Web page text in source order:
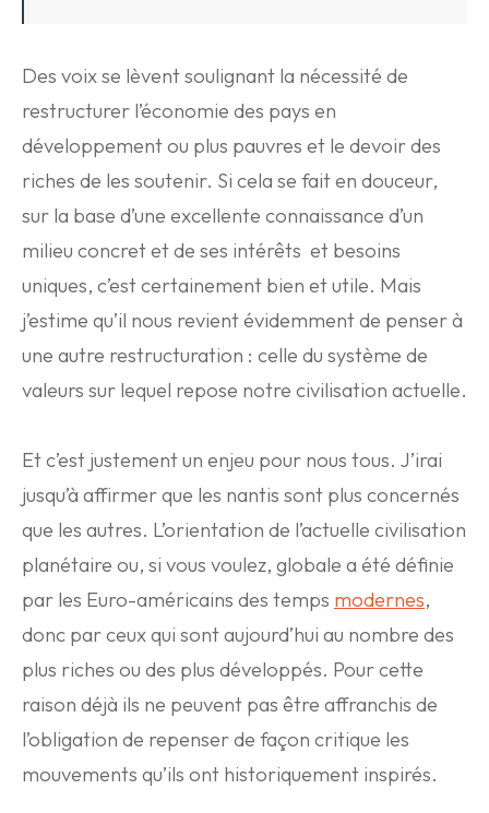
Des voix se lèvent soulignant la nécessité de
restructurer l’économie des pays en
développement ou plus pauvres et le devoir des
riches de les soutenir. Si cela se fait en douceur,
sur la base d’une excellente connaissance d’un
milieu concret et de ses intérêts et besoins
uniques, c’est certainement bien et utile. Mais
j’estime qu’il nous revient évidemment de penser à
une autre restructuration : celle du système de
valeurs sur lequel repose notre civilisation actuelle.
Et c’est justement un enjeu pour nous tous. J’irai
jusqu’à affirmer que les nantis sont plus concernés
que les autres. L’orientation de l’actuelle civilisation
planétaire ou, si vous voulez, globale a été définie
par les Euro-américains des temps modernes,
donc par ceux qui sont aujourd’hui au nombre des
plus riches ou des plus développés. Pour cette
raison déjà ils ne peuvent pas être affranchis de
l’obligation de repenser de façon critique les
mouvements qu’ils ont historiquement inspirés.